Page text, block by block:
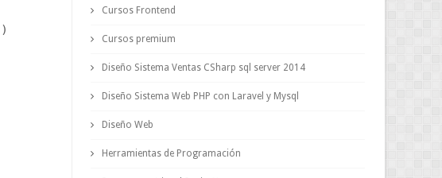
)
Cursos Frontend
Cursos premium
Diseño Sistema Ventas CSharp sql server 2014
Diseño Sistema Web PHP con Laravel y Mysql
Diseño Web
Herramientas de Programación